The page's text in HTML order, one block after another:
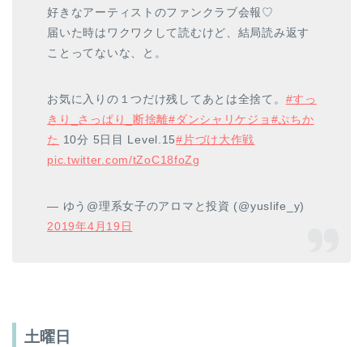
好きなアーティストのファンクラブ会報♡
届いた時はワクワクして読むけど、結局読み返す
ことってないな、と。
お気に入りの１つだけ残してあとは全捨て。 #すっ
きり_さっぱり_断捨離#ダンシャリケジョ #ぷちか
た 10分 5日目 Level.15#片づけ大作戦
pic.twitter.com/tZoC18foZg
— ゆう@理系女子のアロマと投資 (@yuslife_y)
2019年4月19日
土曜日